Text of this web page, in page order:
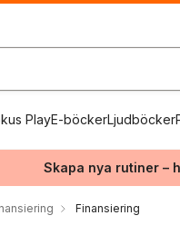
PlayE-böckerLjudböcker
Skapa nya rutiner –
Finansiering